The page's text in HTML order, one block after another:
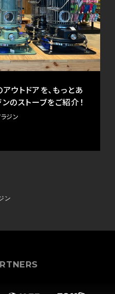
ウトドアを、もっとあ
のストーブをご紹介！
ジン
ン